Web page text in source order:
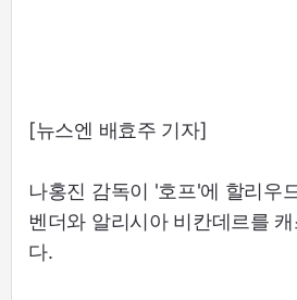
[뉴스엔 배효주 기자]
나홍진 감독이 '호프'에 할리우
벤더와 알리시아 비칸데르를
다.